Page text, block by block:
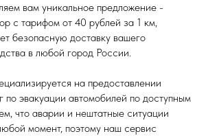
вам уникальное предложение -
с тарифом от 40 рублей за 1 км,
безопасную доставку вашего
в любой город России.
на предоставлении
по эвакуации автомобилей по доступным
что аварии и нештатные ситуации
момент, поэтому наш сервис